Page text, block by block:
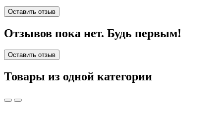
Оставить отзыв
Отзывов пока нет. Будь первым!
Оставить отзыв
Товары из одной категории